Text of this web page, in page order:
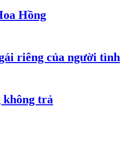
Hồng
riêng của người tình
không trả